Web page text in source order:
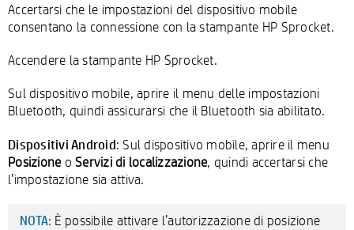
Accertarsi che le impostazioni del dispositivo mobile
consentano la connessione con la stampante HP Sprocket.
Accendere la stampante HP Sprocket.
Sul dispositivo mobile, aprire il menu delle impostazioni
Bluetooth, quindi assicurarsi che il Bluetooth sia abilitato.
Dispositivi Android: Sul dispositivo mobile, aprire il menu
Posizione o Servizi di localizzazione, quindi accertarsi che
l’impostazione sia attiva.
NOTA: È possibile attivare l’autorizzazione di posizione